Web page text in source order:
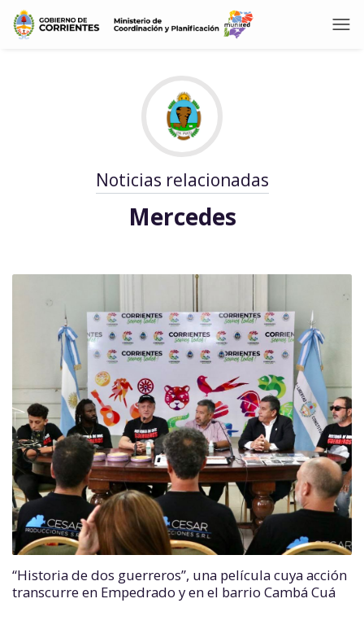
Noticias relacionadas
Mercedes
“Historia de dos guerreros”, una película cuya acción
transcurre en Empedrado y en el barrio Cambá Cuá